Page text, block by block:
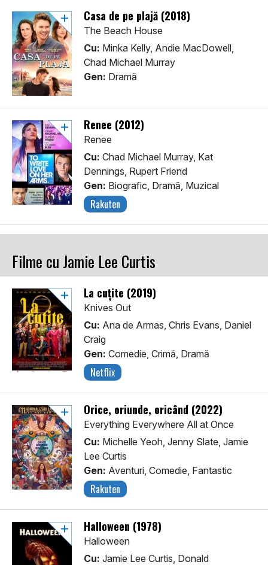
Casa de pe plajă (2018)
The Beach House
Cu: Minka Kelly, Andie MacDowell,
Chad Michael Murray
Gen: Dramă
Renee (2012)
Renee
Cu: Chad Michael Murray, Kat
Dennings, Rupert Friend
Gen: Biografic, Dramă, Muzical
Rakuten
Filme cu Jamie Lee Curtis
La cuțite (2019)
Knives Out
Cu: Ana de Armas, Chris Evans, Daniel
Craig
Gen: Comedie, Crimă, Dramă
Netflix
Orice, oriunde, oricând (2022)
Everything Everywhere All at Once
Cu: Michelle Yeoh, Jenny Slate, Jamie
Lee Curtis
Gen: Aventuri, Comedie, Fantastic
Rakuten
Halloween (1978)
Halloween
Cu: Jamie Lee Curtis, Donald